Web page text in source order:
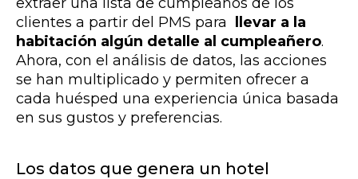
clientes a partir del PMS para llevar a la
habitación algún detalle al cumpleañero.
Ahora, con el análisis de datos, las acciones
se han multiplicado y permiten ofrecer a
cada huésped una experiencia única basada
en sus gustos y preferencias.
Los datos que genera un hotel